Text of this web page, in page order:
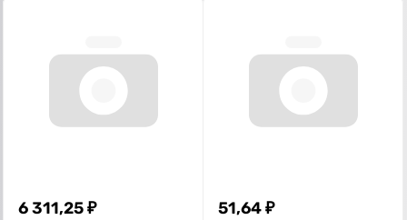
6 311,25₽ 51,64₽